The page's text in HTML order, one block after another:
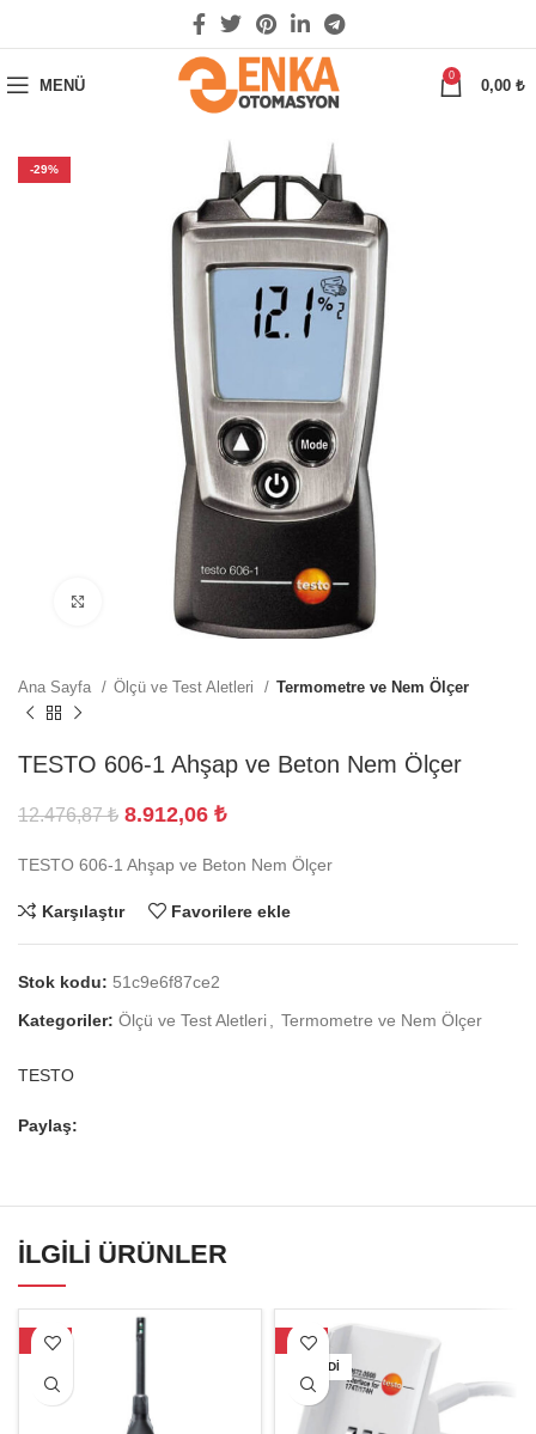
MENÜ
0
0,00 ₺
-29%
Büyütmek için tıklayın
Ana Sayfa Ölçü ve Test Aletleri Termometre ve Nem Ölçer
TESTO 606-1 Ahşap ve Beton Nem Ölçer
12.476,87₺ 8.912,06 ₺
TESTO 606-1 Ahşap ve Beton Nem Ölçer
Karşılaştır Favorilere ekle
Stok kodu: 51c9e6f87ce2
Kategoriler: Ölçü ve Test Aletleri Termometre ve Nem Ölçer
TESTO
Paylaş:
İLGILI ÜRÜNLER
-23%
-32%
TÜKENDI